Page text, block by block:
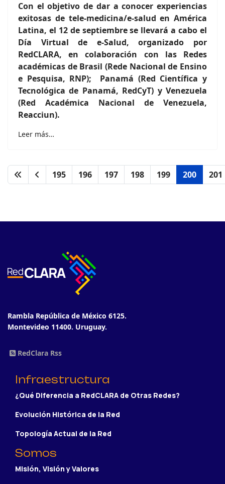
Con el objetivo de dar a conocer experiencias
exitosas de tele-medicina/e-salud en América
Latina, el 12 de septiembre se llevará a cabo el
Día Virtual de e-Salud, organizado por
RedCLARA, en colaboración con las Redes
académicas de Brasil (Rede Nacional de Ensino
e Pesquisa, RNP); Panamá (Red Científica y
Tecnológica de Panamá, RedCyT) y Venezuela
(Red Académica Nacional de Venezuela,
Reacciun).
Leer más…
195 196 197 198 199 200 201
Rambla República de México 6125.
Montevideo 11400. Uruguay.
RedClara Rss
Infraestructura
¿Qué Diferencia a RedCLARA de Otras Redes?
Evolución Histórica de la Red
Topología Actual de la Red
Somos
Misión, Visión y Valores